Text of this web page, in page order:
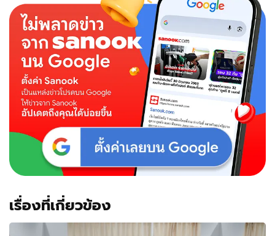
เรื่องที่เกี่ยวข้อง